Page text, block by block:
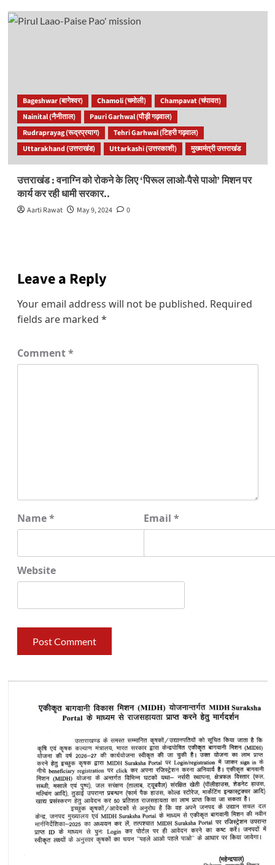
Bageshwar (बागेश्वर) Chamoli (चमोली)
Champavat (चंपावत)
Nainital (नैनीताल)
Pauri Garhwal (पौड़ी गढ़वाल)
Rudraprayag (रूद्रप्रयाग)
Tehri Garhwal (टिहरी गढ़वाल)
Uttarakhand (उत्तराखंड)
Uttarkashi (उत्तरकाशी) मुख्यमंत्री उत्तराखंड
उत्तराखंड : वनाग्नि को रोकने के लिए ‘पिरूल लाओ-पैसे पाओ’ मिशन पर
कार्य कर रही धामी सरकार..
Aarti Rawat May 9, 2024 0
Leave a Reply
Your email address will not be published. Required
fields are marked *
Comment*
Name* Email *
Website